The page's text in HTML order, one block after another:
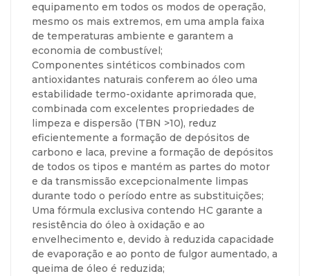
equipamento em todos os modos de operação,
mesmo os mais extremos, em uma ampla faixa
de temperaturas ambiente e garantem a
economia de combustível;
Componentes sintéticos combinados com
antioxidantes naturais conferem ao óleo uma
estabilidade termo-oxidante aprimorada que,
combinada com excelentes propriedades de
limpeza e dispersão (TBN >10), reduz
eficientemente a formação de depósitos de
carbono e laca, previne a formação de depósitos
de todos os tipos e mantém as partes do motor
e da transmissão excepcionalmente limpas
durante todo o período entre as substituições;
Uma fórmula exclusiva contendo HC garante a
resistência do óleo à oxidação e ao
envelhecimento e, devido à reduzida capacidade
de evaporação e ao ponto de fulgor aumentado, a
queima de óleo é reduzida;